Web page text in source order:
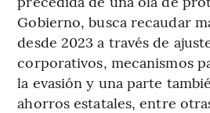
Gobierno, busca recaudar
desde 2023 a través de
corporativos, mecanismos
la evasión y una parte
ahorros estatales, entre